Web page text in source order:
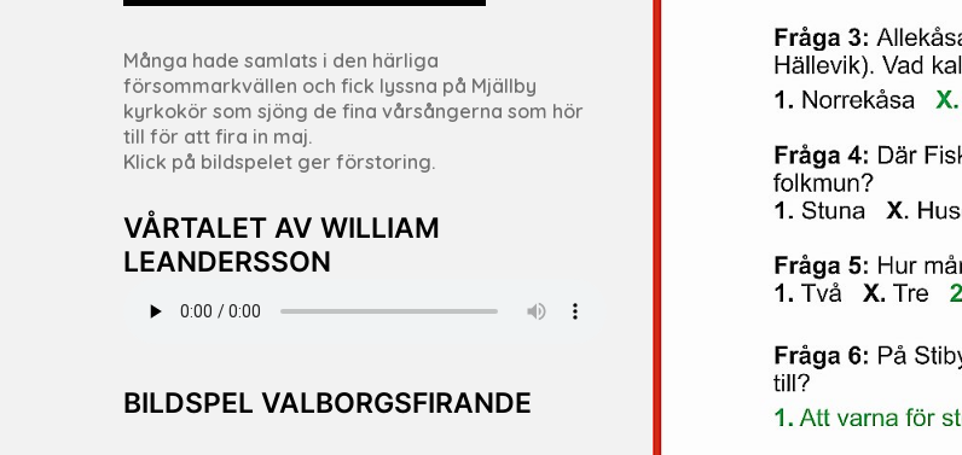
Många hade samlats i den härliga
försommarkvällen och fick lyssna på Mjällby
kyrkokör som sjöng de fina vårsångerna som hör
till för att fira in maj.
Klick på bildspelet ger förstoring.
VÅRTALET AV WILLIAM
LEANDERSSON
BILDSPEL VALBORGSFIRANDE